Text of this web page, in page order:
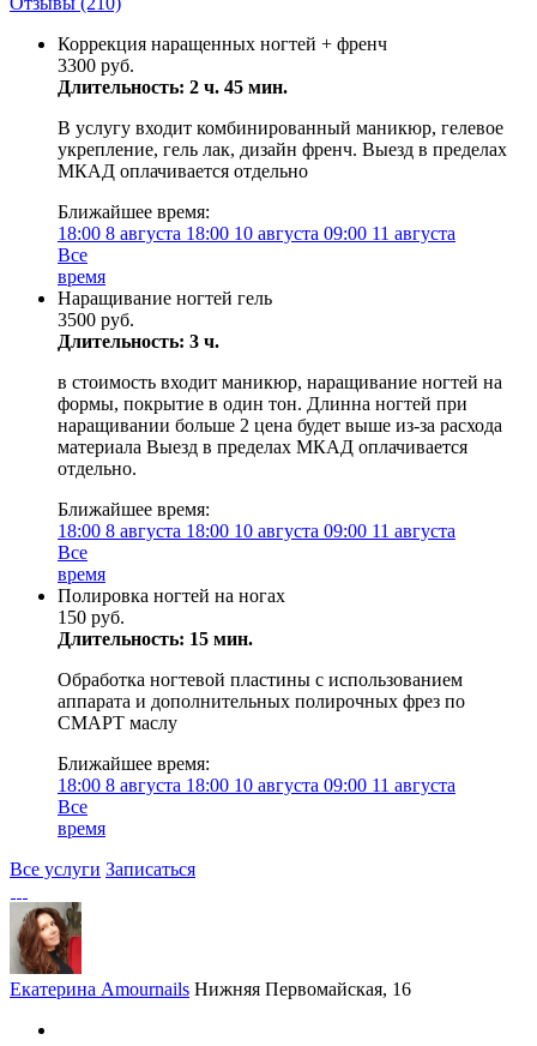
Коррекция наращенных ногтей + френч
3300 руб.
Длительность: 2 ч. 45 мин.
В услугу входит комбинированный маникюр, гелевое
укрепление, гель лак, дизайн френч. Выезд в пределах
МКАД оплачивается отдельно
Ближайшее время:
18:00 8 августа 18:00 10 августа 09:00 11 августа
Все
время
Наращивание ногтей гель
3500 руб.
Длительность: 3 ч.
в стоимость входит маникюр, наращивание ногтей на
формы, покрытие в один тон. Длинна ногтей при
наращивании больше 2 цена будет выше из-за расхода
материала Выезд в пределах МКАД оплачивается
отдельно.
Ближайшее время:
18:00 8 августа 18:00 10 августа 09:00 11 августа
Все
время
Полировка ногтей на ногах
150 руб.
Длительность: 15 мин.
Обработка ногтевой пластины с использованием
аппарата и дополнительных полирочных фрез по
СМАРТ маслу
Ближайшее время:
18:00 8 августа 18:00 10 августа 09:00 11 августа
Все
время
Все услуги Записаться
Екатерина Amournails Нижняя Первомайская, 16